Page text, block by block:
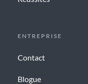
ENTREPRISE
Contact
Blogue